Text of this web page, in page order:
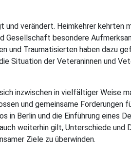
und verändert. Heimkehrer kehrten
Gesellschaft besondere
und Traumatisierten haben dazu
Situation der Veteraninnen und
inzwischen in vielfältiger Weise
und gemeinsame Forderungen
in Berlin und die Einführung eines
weiterhin gilt, Unterschiede und
Ziele zu überwinden.